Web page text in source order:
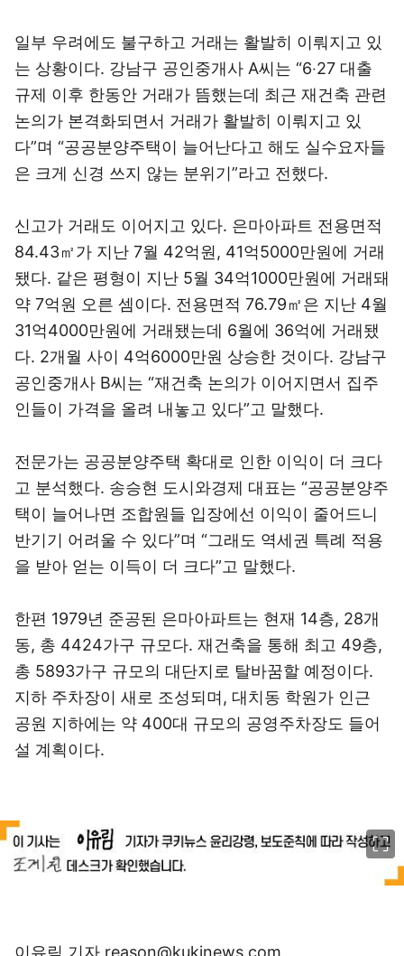
일부 우려에도 불구하고 거래는 활발히 이뤄지고 있
는 상황이다. 강남구 공인중개사 A씨는 “6‧27 대출
규제 이후 한동안 거래가 뜸했는데 최근 재건축 관련
논의가 본격화되면서 거래가 활발히 이뤄지고 있
다”며 “공공분양주택이 늘어난다고 해도 실수요자들
은 크게 신경 쓰지 않는 분위기”라고 전했다.
신고가 거래도 이어지고 있다. 은마아파트 전용면적
84.43㎡가 지난 7월 42억원, 41억5000만원에 거래
됐다. 같은 평형이 지난 5월 34억1000만원에 거래돼
약 7억원 오른 셈이다. 전용면적 76.79㎡은 지난 4월
31억4000만원에 거래됐는데 6월에 36억에 거래됐
다. 2개월 사이 4억6000만원 상승한 것이다. 강남구
공인중개사 B씨는 “재건축 논의가 이어지면서 집주
인들이 가격을 올려 내놓고 있다”고 말했다.
전문가는 공공분양주택 확대로 인한 이익이 더 크다
고 분석했다. 송승현 도시와경제 대표는 “공공분양주
택이 늘어나면 조합원들 입장에선 이익이 줄어드니
반기기 어려울 수 있다”며 “그래도 역세권 특례 적용
을 받아 얻는 이득이 더 크다”고 말했다.
한편 1979년 준공된 은마아파트는 현재 14층, 28개
동, 총 4424가구 규모다. 재건축을 통해 최고 49층,
총 5893가구 규모의 대단지로 탈바꿈할 예정이다.
지하 주차장이 새로 조성되며, 대치동 학원가 인근
공원 지하에는 약 400대 규모의 공영주차장도 들어
설 계획이다.
이유림 기자 reason@kukinews.com